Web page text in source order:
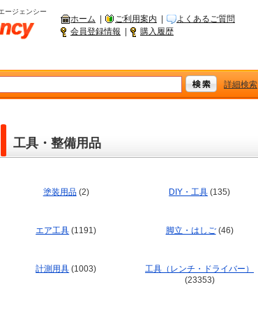
ージェンシー
ホーム ご利用案内
よくあるご質問
会員登録情報
購入履歴
詳細検索
工具・整備用品
塗装用品(2) DIY・工具 (135)
エア工具 (1191) 脚立・はしご(46)
計測用具 (1003)
工具（レンチ・ドライバー）
(23353)